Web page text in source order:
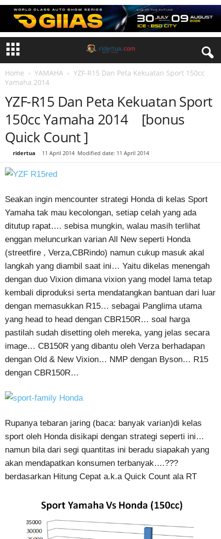
Home YAMAHA
YZF-R15 Dan Peta Kekuatan Sport 150cc
Yamaha 2014
YZF-R15 Dan Peta Kekuatan Sport
150cc Yamaha 2014 [bonus
Quick Count ]
ridertua 11 April 2014 Modified date: 11 April 2014
Seakan ingin mencounter strategi Honda di kelas Sport
Yamaha tak mau kecolongan, setiap celah yang ada
ditutup rapat…. sebisa mungkin, walau masih terlihat
enggan meluncurkan varian All New seperti Honda
(streetfire , Verza,CBRindo) namun cukup masuk akal
langkah yang diambil saat ini… Yaitu dikelas menengah
dengan duo Vixion dimana vixion yang model lama tetap
kembali diproduksi serta mendatangkan bantuan dari luar
dengan memasukkan R15… sebagai Panglima utama
yang head to head dengan CBR150R… soal harga
pastilah sudah disetting oleh mereka, yang jelas secara
image… CB150R yang dibantu oleh Verza berhadapan
dengan Old & New Vixion… NMP dengan Byson… R15
dengan CBR150R…
Rupanya tebaran jaring (baca: banyak varian)di kelas
sport oleh Honda disikapi dengan strategi seperti ini…
namun bila dari segi quantitas ini beradu siapakah yang
akan mendapatkan konsumen terbanyak….???
berdasarkan Hitung Cepat a.k.a Quick Count ala RT